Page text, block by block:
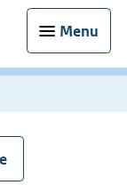
Menu